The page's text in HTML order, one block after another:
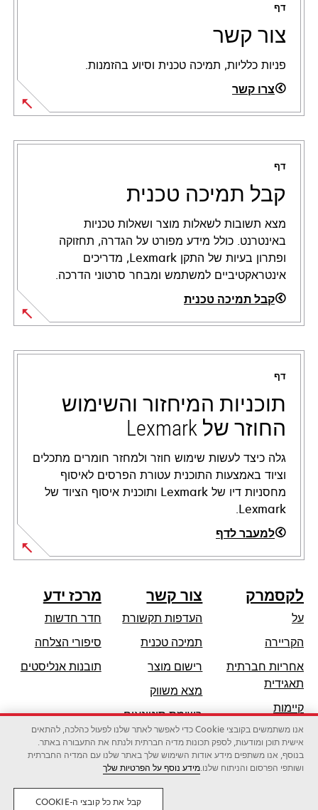
דף
צור קשר
פניות כלליות, תמיכה טכנית וסיוע בהזמנות.
צרו קשר
דף
קבל תמיכה טכנית
מצא תשובות לשאלות מוצר ושאלות טכניות
באינטרנט. כולל מידע מפורט על הגדרה, תחזוקה
ופתרון בעיות של התקן Lexmark, מדריכים
אינטראקטיביים למשתמש ומבחר סרטוני הדרכה.
קבל תמיכה טכנית
opens
in
new
tab
דף
תוכניות המיחזור והשימוש
החוזר של Lexmark
גלה כיצד לעשות שימוש חוזר ולמחזר חומרים מתכלים
וציוד באמצעות התוכנית עטורת הפרסים לאיסוף
מחסניות דיו של Lexmark ותוכנית איסוף הציוד של
Lexmark.
למעבר לדף
לקסמרק
על
הקריירה
אחריות חברתית
תאגידיתopens
a
new
tab
קיימות
שותפי לקסמרק
צור קשר
העדפות תקשורת
תמיכה טכניתopens
tab
רישום מוצר
מצא משווק
רשימת סיטונאים
מרכז ידע
חדר חדשות
סיפורי הצלחה
תובנות אנליסטים
לקסמרק אינטרנשיונל בע"מ, חברה של זירוקס
אנו משתמשים בקובצי Cookie כדי לאפשר לאתר שלנו לפעול כהלכה, להתאים
אישית תוכן ומודעות, לספק תכונות מדיה חברתית ולנתח את התעבורה באתר.
בנוסף, אנו משתפים מידע אודות השימוש שלך באתר שלנו עם המדיה החברתית
ושותפי הפרסום והניתוח שלנו.מידע נוסף על הפרטיות שלך
קבל את כל קובצי ה-COOKIE